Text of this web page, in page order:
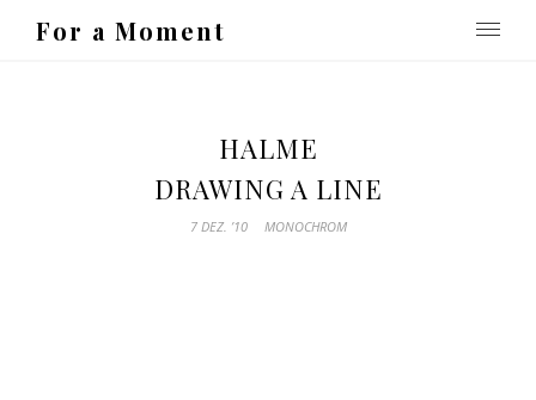
For a Moment
HALME
DRAWING A LINE
7 DEZ. ’10 MONOCHROM